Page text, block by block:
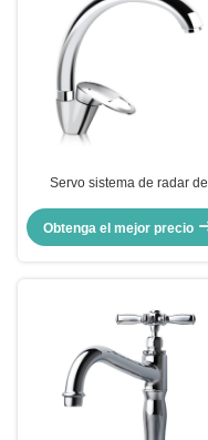
Servo sistema de radar de
único ISO 15KG
Obtenga el mejor precio